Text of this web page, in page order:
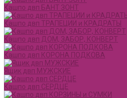
Кашпо двп БАНТ ЗОНТ
Кашпо двп ТРАПЕЦИИ и КРАДРАТЫ
Кашпо двп ДОМ, ЗАБОР, КОНВЕРТ
Кашпо двп КОРОНА ПОДКОВА
Ящик двп МУЖСКИЕ
Кашпо двп СЕРДЦЕ